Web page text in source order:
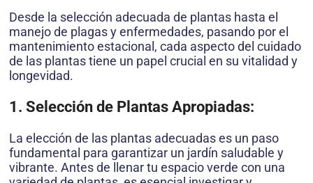
Desde la selección adecuada de plantas hasta el
manejo de plagas y enfermedades, pasando por el
mantenimiento estacional, cada aspecto del cuidado
de las plantas tiene un papel crucial en su vitalidad y
longevidad.
1. Selección de Plantas Apropiadas:
La elección de las plantas adecuadas es un paso
fundamental para garantizar un jardín saludable y
vibrante. Antes de llenar tu espacio verde con una